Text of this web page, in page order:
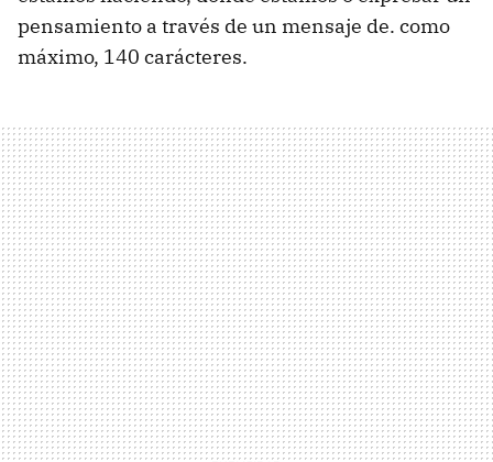
pensamiento a través de un mensaje de. como
máximo, 140 carácteres.